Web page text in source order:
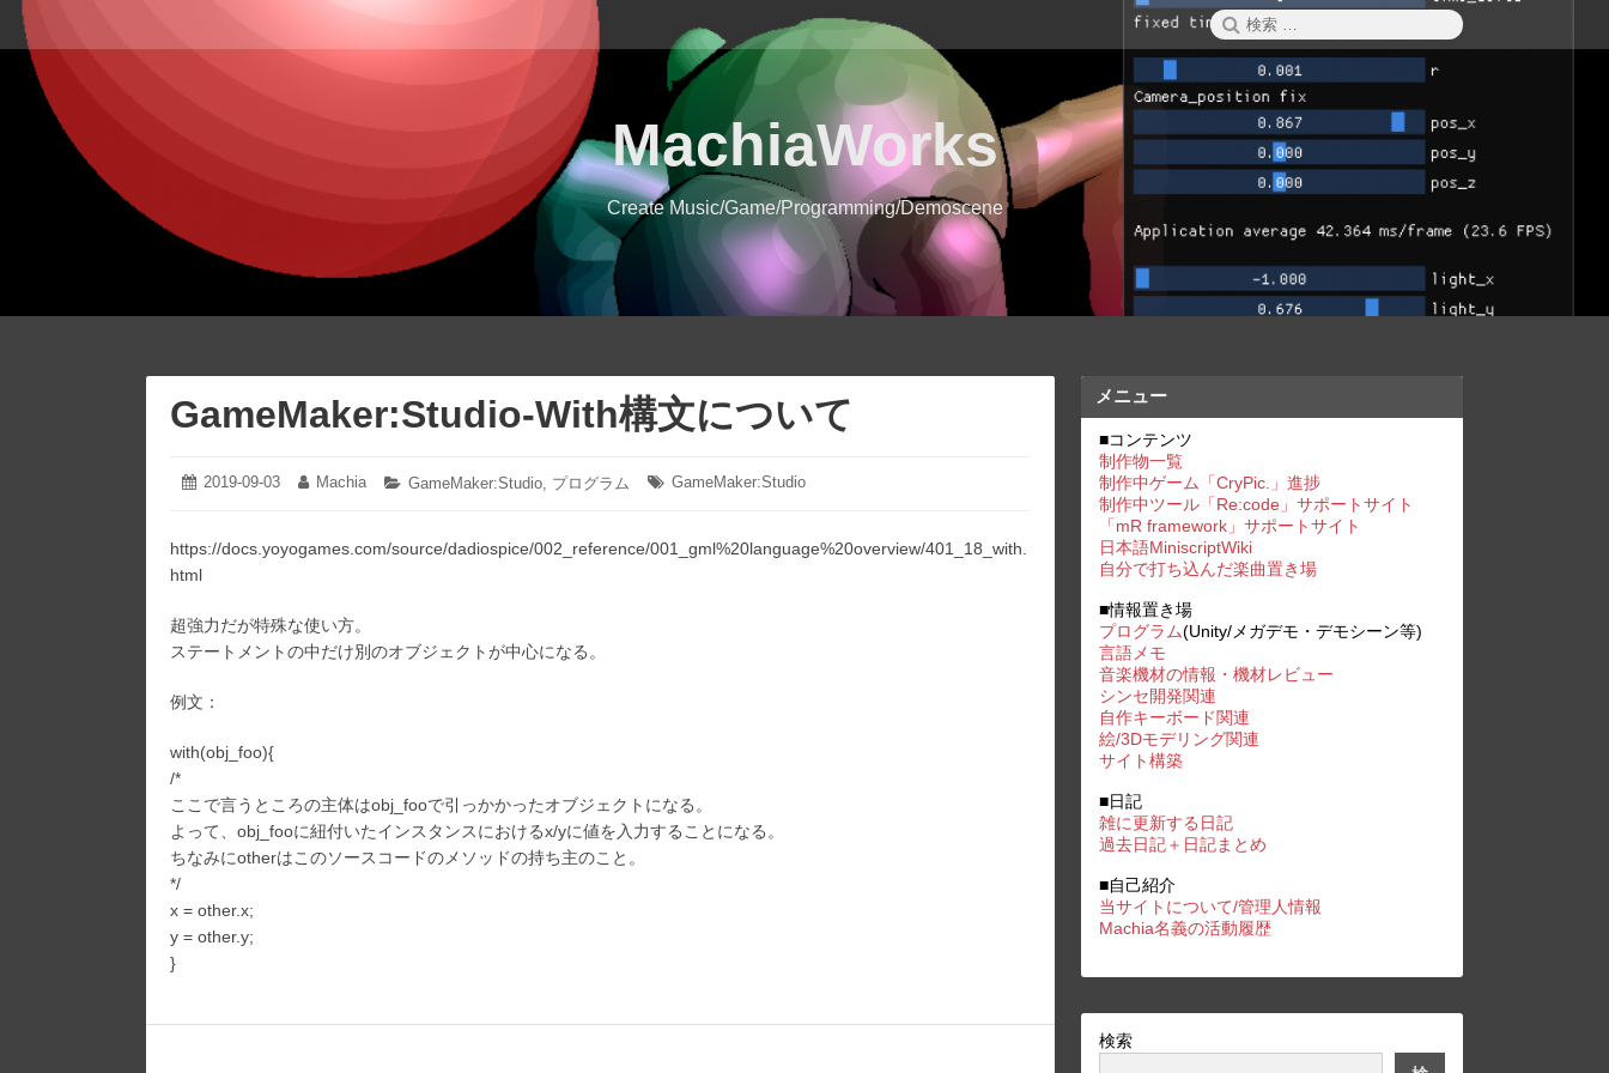
検
索:
MachiaWorks
Create Music/Game/Programming/Demoscene
GameMaker:Studio-With構文について
投
2019-09-03 2021- 投
Machia
カ
リ
GameMaker:Studio, プログラム
タ
GameMaker:Studio
https://docs.yoyogames.com/source/dadiospice/002_reference/001_gml%20language%20overview/401_18_with.
html
超強力だが特殊な使い方。
ステートメントの中だけ別のオブジェクトが中心になる。
例文：
with(obj_foo){
/*
ここで言うところの主体はobj_fooで引っかかったオブジェクトになる。
よって、obj_fooに紐付いたインスタンスにおけるx/yに値を入力することになる。
ちなみにotherはこのソースコードのメソッドの持ち主のこと。
*/
x = other.x;
y = other.y;
}
メニュー
■コンテンツ
制作物一覧
制作中ゲーム「CryPic.」進捗
制作中ツール「Re:code」サポートサイト
「mR framework」サポートサイト
日本語MiniscriptWiki
自分で打ち込んだ楽曲置き場
■情報置き場
プログラム(Unity/メガデモ・デモシーン等)
言語メモ
音楽機材の情報・機材レビュー
シンセ開発関連
自作キーボード関連
絵/3Dモデリング関連
サイト構築
■日記
雑に更新する日記
過去日記＋日記まとめ
■自己紹介
当サイトについて/管理人情報
Machia名義の活動履歴
検索